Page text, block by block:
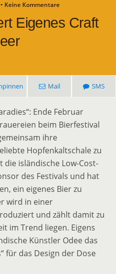
Keine Kommentare
Eigenes Craft
Mail SMS
Ende Februar
beim Bierfestival
ihre
Hopfenkaltschale zu
die isländische Low-Cost-
des Festivals und hat
ein eigenes Bier zu
wird in einer
und zählt damit zu
im Trend liegen. Eigens
Künstler Odee das
für das Design der Dose